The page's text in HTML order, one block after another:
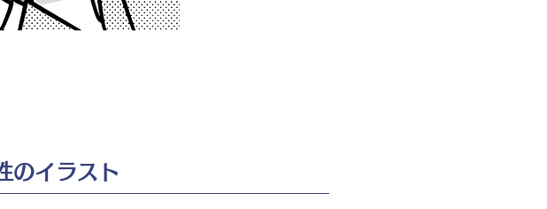
のイラスト